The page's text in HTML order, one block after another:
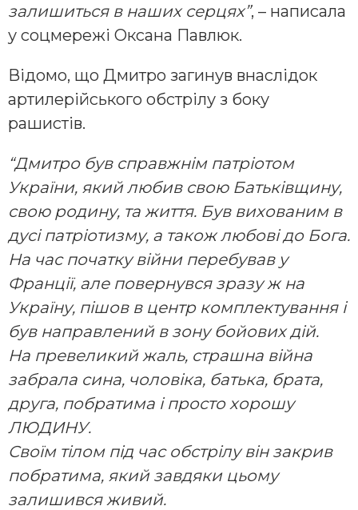
залишиться в наших серцях”, – написала
у соцмережі Оксана Павлюк.
Відомо, що Дмитро загинув внаслідок
артилерійського обстрілу з боку
рашистів.
“Дмитро був справжнім патріотом
України, який любив свою Батьківщину,
свою родину, та життя. Був вихованим в
дусі патріотизму, а також любові до Бога.
На час початку війни перебував у
Франції, але повернувся зразу ж на
Україну, пішов в центр комплектування і
був направлений в зону бойових дій.
На превеликий жаль, страшна війна
забрала сина, чоловіка, батька, брата,
друга, побратима і просто хорошу
ЛЮДИНУ.
Своїм тілом під час обстрілу він закрив
побратима, який завдяки цьому
залишився живий.